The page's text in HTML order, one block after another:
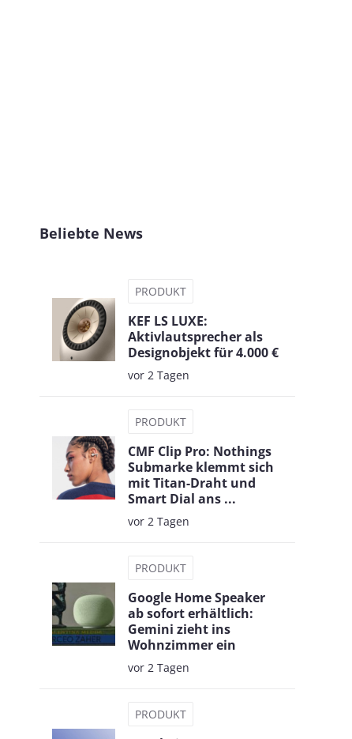
Beliebte News
PRODUKT
KEF LS LUXE:
Aktivlautsprecher als
Designobjekt für 4.000 €
vor 2 Tagen
PRODUKT
CMF Clip Pro: Nothings
Submarke klemmt sich
mit Titan-Draht und
Smart Dial ans ...
vor 2 Tagen
PRODUKT
Google Home Speaker
ab sofort erhältlich:
Gemini zieht ins
Wohnzimmer ein
vor 2 Tagen
PRODUKT